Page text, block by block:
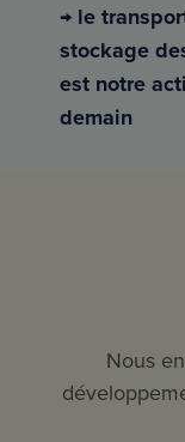
→ le
stockage
est notre
demain
Nous